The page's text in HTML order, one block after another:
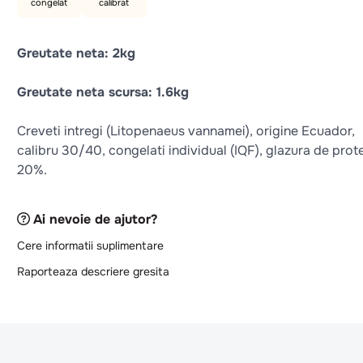
congelat calibrat
Greutate neta: 2kg
Greutate neta scursa: 1.6kg
Creveti intregi (Litopenaeus vannamei), origine Ecuador,
calibru 30/40, congelati individual (IQF), glazura de
20%.
Ai nevoie de ajutor?
Cere informatii suplimentare
Raporteaza descriere gresita